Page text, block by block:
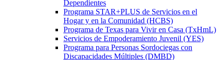
Dependientes
Programa STAR+PLUS de Servicios en el
Hogar y en la Comunidad (HCBS)
Programa de Texas para Vivir en Casa (TxHmL)
Servicios de Empoderamiento Juvenil (YES)
Programa para Personas Sordociegas con
Discapacidades Múltiples (DMBD)